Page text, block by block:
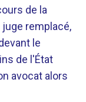
de la
remplacé,
le
de l'État
avocat alors